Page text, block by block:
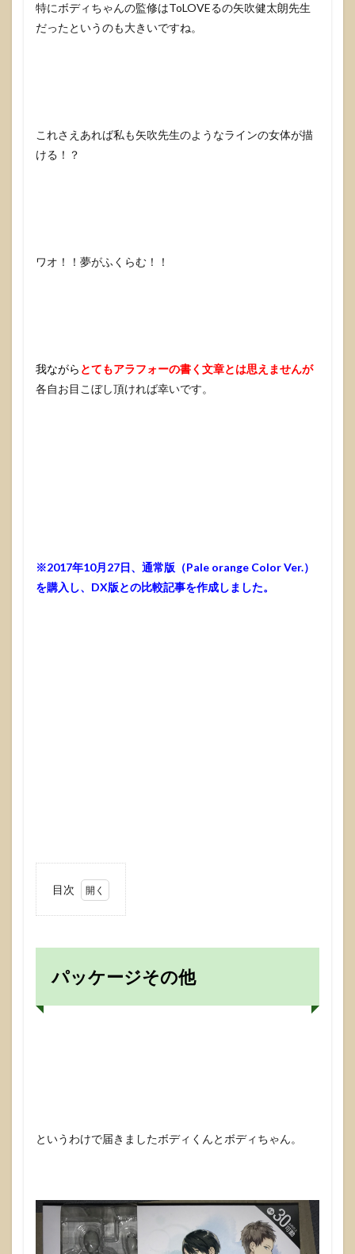
特にボディちゃんの監修はToLOVEるの矢吹健太朗先生
だったというのも大きいですね。
これさえあれば私も矢吹先生のようなラインの女体が描
ける！？
ワオ！！夢がふくらむ！！
我ながら とてもアラフォーの書く文章とは思えませんが
各自お目こぼし頂ければ幸いです。
※2017年10月27日、通常版（Pale orange Color Ver.）
を購入し、DX版との比較記事を作成しました。
目次
の他
触っ
実際
に描
パッケージその他
というわけで届きましたボディくんとボディちゃん。